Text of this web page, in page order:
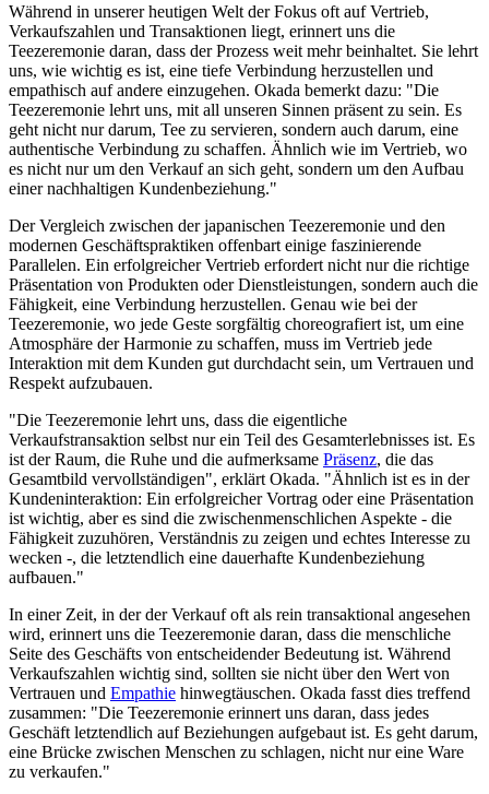
Während in unserer heutigen Welt der Fokus oft auf Vertrieb,
Verkaufszahlen und Transaktionen liegt, erinnert uns die
Teezeremonie daran, dass der Prozess weit mehr beinhaltet. Sie lehrt
uns, wie wichtig es ist, eine tiefe Verbindung herzustellen und
empathisch auf andere einzugehen. Okada bemerkt dazu: "Die
Teezeremonie lehrt uns, mit all unseren Sinnen präsent zu sein. Es
geht nicht nur darum, Tee zu servieren, sondern auch darum, eine
authentische Verbindung zu schaffen. Ähnlich wie im Vertrieb, wo
es nicht nur um den Verkauf an sich geht, sondern um den Aufbau
einer nachhaltigen Kundenbeziehung."
Der Vergleich zwischen der japanischen Teezeremonie und den
modernen Geschäftspraktiken offenbart einige faszinierende
Parallelen. Ein erfolgreicher Vertrieb erfordert nicht nur die richtige
Präsentation von Produkten oder Dienstleistungen, sondern auch die
Fähigkeit, eine Verbindung herzustellen. Genau wie bei der
Teezeremonie, wo jede Geste sorgfältig choreografiert ist, um eine
Atmosphäre der Harmonie zu schaffen, muss im Vertrieb jede
Interaktion mit dem Kunden gut durchdacht sein, um Vertrauen und
Respekt aufzubauen.
"Die Teezeremonie lehrt uns, dass die eigentliche
Verkaufstransaktion selbst nur ein Teil des Gesamterlebnisses ist. Es
ist der Raum, die Ruhe und die aufmerksame Präsenz, die das
Gesamtbild vervollständigen", erklärt Okada. "Ähnlich ist es in der
Kundeninteraktion: Ein erfolgreicher Vortrag oder eine Präsentation
ist wichtig, aber es sind die zwischenmenschlichen Aspekte - die
Fähigkeit zuzuhören, Verständnis zu zeigen und echtes Interesse zu
wecken -, die letztendlich eine dauerhafte Kundenbeziehung
aufbauen."
In einer Zeit, in der der Verkauf oft als rein transaktional angesehen
wird, erinnert uns die Teezeremonie daran, dass die menschliche
Seite des Geschäfts von entscheidender Bedeutung ist. Während
Verkaufszahlen wichtig sind, sollten sie nicht über den Wert von
Vertrauen und Empathie hinwegtäuschen. Okada fasst dies treffend
zusammen: "Die Teezeremonie erinnert uns daran, dass jedes
Geschäft letztendlich auf Beziehungen aufgebaut ist. Es geht darum,
eine Brücke zwischen Menschen zu schlagen, nicht nur eine Ware
zu verkaufen."